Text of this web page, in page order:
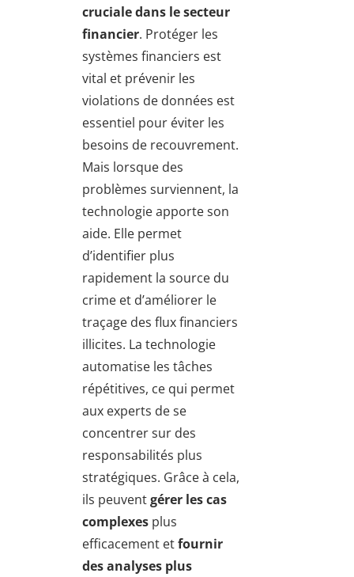
cruciale dans le secteur
financier. Protéger les
systèmes financiers est
vital et prévenir les
violations de données est
essentiel pour éviter les
besoins de recouvrement.
Mais lorsque des
problèmes surviennent, la
technologie apporte son
aide. Elle permet
d’identifier plus
rapidement la source du
crime et d’améliorer le
traçage des flux financiers
illicites. La technologie
automatise les tâches
répétitives, ce qui permet
aux experts de se
concentrer sur des
responsabilités plus
stratégiques. Grâce à cela,
ils peuventgérer les cas
complexes plus
efficacement etfournir
des analyses plus